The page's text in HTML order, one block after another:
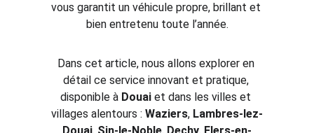
vous garantit un véhicule propre, brillant et
bien entretenu toute l’année.
Dans cet article, nous allons explorer en
détail ce service innovant et pratique,
disponible à Douai et dans les villes et
villages alentours : Waziers, Lambres-lez-